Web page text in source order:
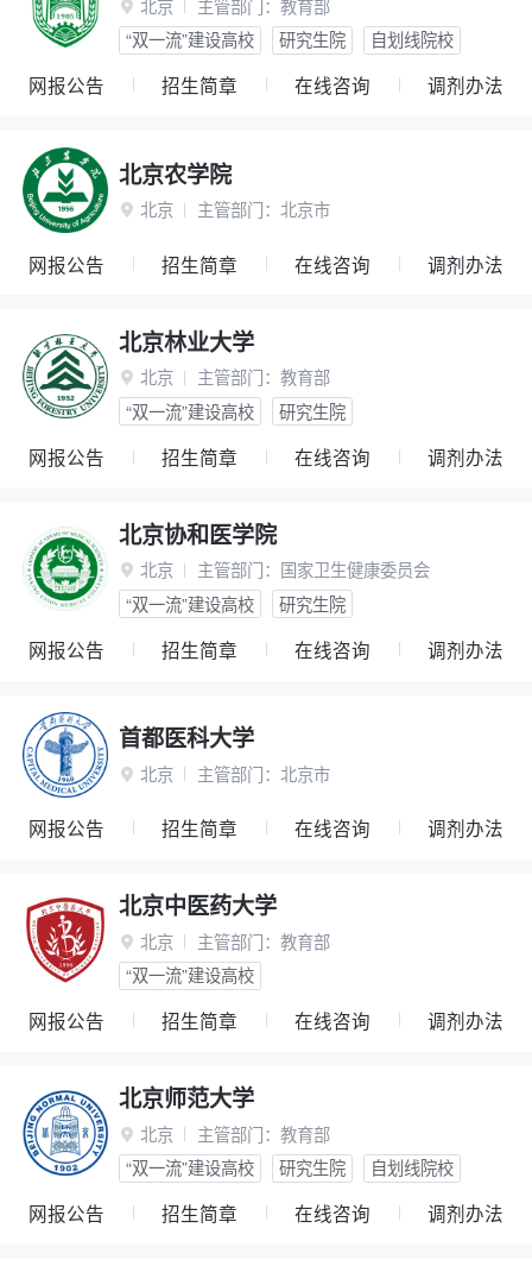
 北京 主管部门： 教育部
“双一流”建设高校
研究生院 自划线院校
网报公告 招生简章 在线咨询 调剂办法
北京农学院
 北京 主管部门： 北京市
网报公告 招生简章 在线咨询 调剂办法
北京林业大学
 北京 主管部门： 教育部
“双一流”建设高校
研究生院
网报公告 招生简章 在线咨询 调剂办法
北京协和医学院
 北京 主管部门： 国家卫生健康委员会
“双一流”建设高校
研究生院
网报公告 招生简章 在线咨询 调剂办法
首都医科大学
 北京 主管部门： 北京市
网报公告 招生简章 在线咨询 调剂办法
北京中医药大学
 北京 主管部门： 教育部
“双一流”建设高校
网报公告 招生简章 在线咨询 调剂办法
北京师范大学
 北京 主管部门： 教育部
“双一流”建设高校
研究生院 自划线院校
网报公告 招生简章 在线咨询 调剂办法